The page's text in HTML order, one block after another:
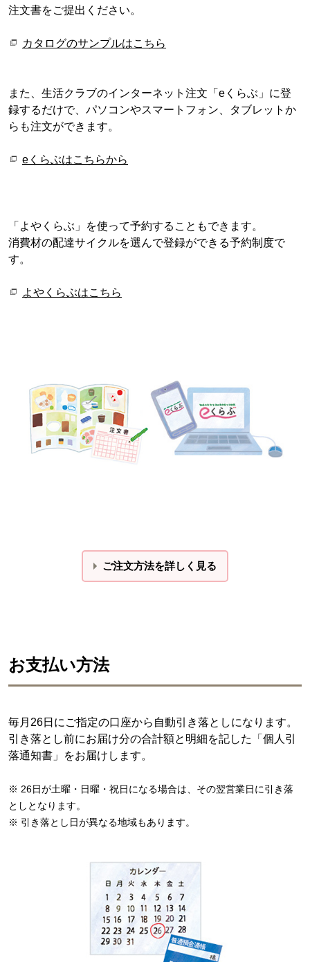
注文書をご提出ください。
カタログのサンプルはこちら
また、生活クラブのインターネット注文「eくらぶ」に登
録するだけで、パソコンやスマートフォン、タブレットか
らも注文ができます。
eくらぶはこちらから
「よやくらぶ」を使って予約することもできます。
消費材の配達サイクルを選んで登録ができる予約制度で
す。
よやくらぶはこちら
ご注文方法を詳しく見る
お支払い方法
毎月26日にご指定の口座から自動引き落としになります。
引き落とし前にお届け分の合計額と明細を記した「個人引
落通知書」をお届けします。
※ 26日が土曜・日曜・祝日になる場合は、その翌営業日に引き落
としとなります。
※ 引き落とし日が異なる地域もあります。